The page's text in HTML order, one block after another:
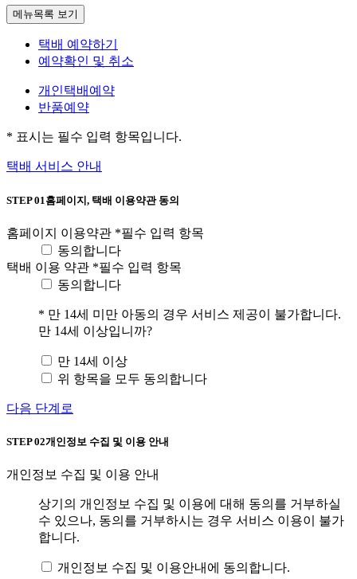
메뉴목록 보기
택배 예약하기
예약확인 및 취소
개인택배예약
반품예약
* 표시는 필수 입력 항목입니다.
택배 서비스 안내
STEP 01 홈페이지, 택배 이용약관 동의
홈페이지 이용약관 *필수 입력 항목
동의합니다
택배 이용 약관 *필수 입력 항목
동의합니다
* 만 14세 미만 아동의 경우 서비스 제공이 불가합니다.
만 14세 이상입니까?
만 14세 이상
위 항목을 모두 동의합니다
다음 단계로
STEP 02개인정보 수집 및 이용 안내
개인정보 수집 및 이용 안내
상기의 개인정보 수집 및 이용에 대해 동의를 거부하실
수 있으나, 동의를 거부하시는 경우 서비스 이용이 불가
합니다.
개인정보 수집 및 이용안내에 동의합니다.